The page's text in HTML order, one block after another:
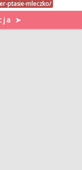
ptasie-mleczko/
➤